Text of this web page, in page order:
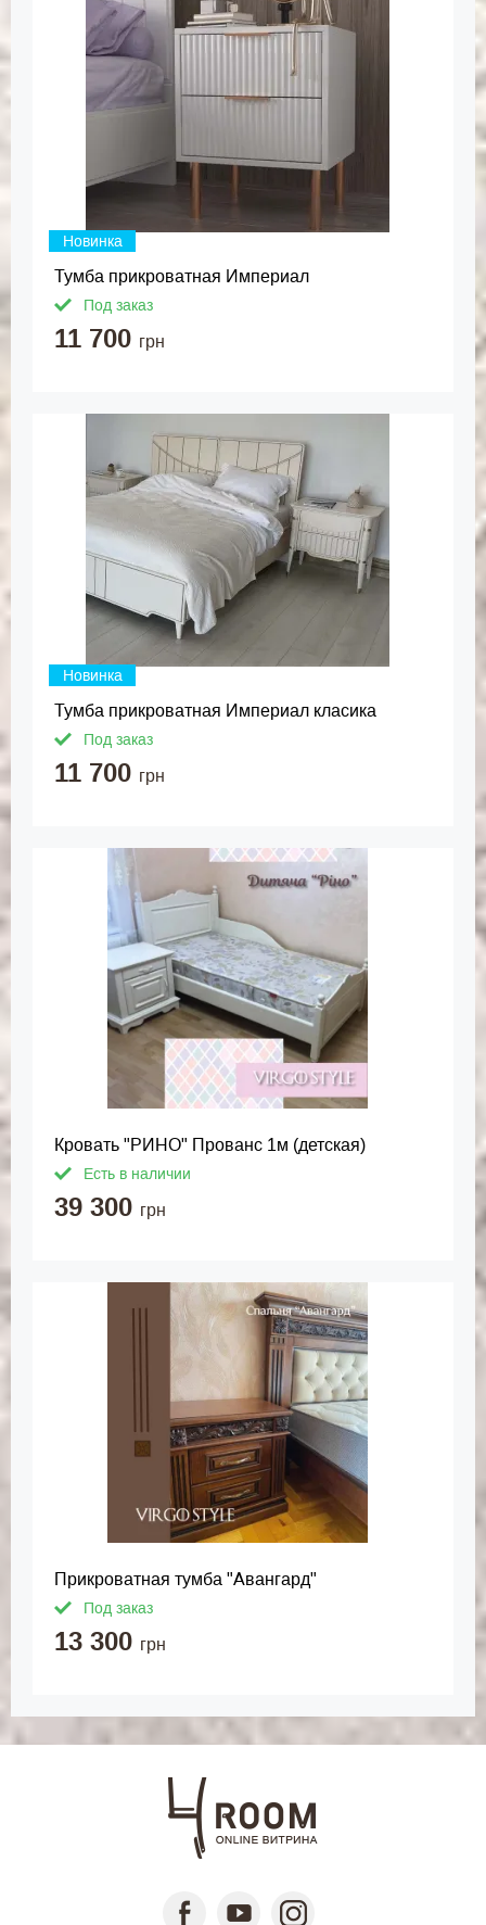
Новинка
Тумба прикроватная Империал
Под заказ
11 700 грн
Новинка
Тумба прикроватная Империал класика
Под заказ
11 700 грн
Кровать "РИНО" Прованс 1м (детская)
Есть в наличии
39 300 грн
Прикроватная тумба "Авангард"
Под заказ
13 300 грн